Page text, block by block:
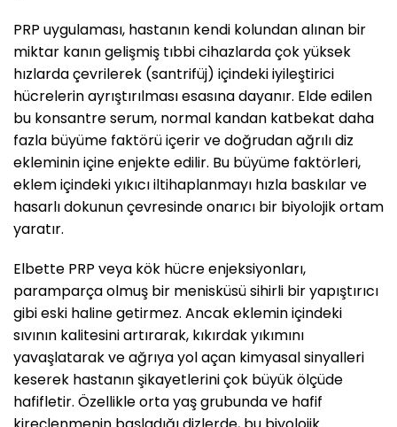
PRP uygulaması, hastanın kendi kolundan alınan bir
miktar kanın gelişmiş tıbbi cihazlarda çok yüksek
hızlarda çevrilerek (santrifüj) içindeki iyileştirici
hücrelerin ayrıştırılması esasına dayanır. Elde edilen
bu konsantre serum, normal kandan katbekat daha
fazla büyüme faktörü içerir ve doğrudan ağrılı diz
ekleminin içine enjekte edilir. Bu büyüme faktörleri,
eklem içindeki yıkıcı iltihaplanmayı hızla baskılar ve
hasarlı dokunun çevresinde onarıcı bir biyolojik ortam
yaratır.
Elbette PRP veya kök hücre enjeksiyonları,
paramparça olmuş bir menisküsü sihirli bir yapıştırıcı
gibi eski haline getirmez. Ancak eklemin içindeki
sıvının kalitesini artırarak, kıkırdak yıkımını
yavaşlatarak ve ağrıya yol açan kimyasal sinyalleri
keserek hastanın şikayetlerini çok büyük ölçüde
hafifletir. Özellikle orta yaş grubunda ve hafif